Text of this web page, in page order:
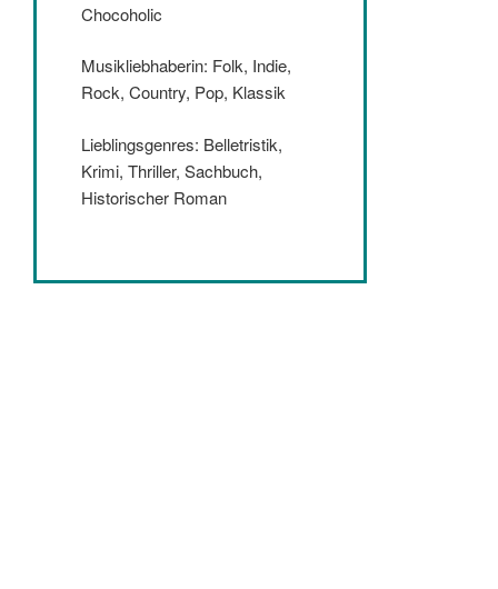
Chocoholic
Musikliebhaberin: Folk, Indie,
Rock, Country, Pop, Klassik
Lieblingsgenres: Belletristik,
Krimi, Thriller, Sachbuch,
Historischer Roman